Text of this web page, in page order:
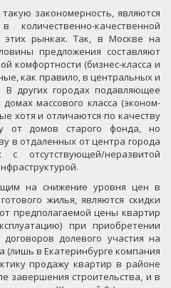
закономерность, являются
качественной
этих рынках. Так, в Москве на
предложения составляют
комфортности (бизнес-класса и
как правило, в центральных и
В других городах подавляющее
массового класса (эконом-
хотя и отличаются по качеству
от домов старого фонда, но
в отдаленных от центра города
отсутствующей/неразвитой
на снижение уровня цен в
жилья, являются скидки
предполагаемой цены квартир
при приобретении
долевого участия на
(лишь в Екатеринбурге компания
продажу квартир в районе
завершения строительства, и в